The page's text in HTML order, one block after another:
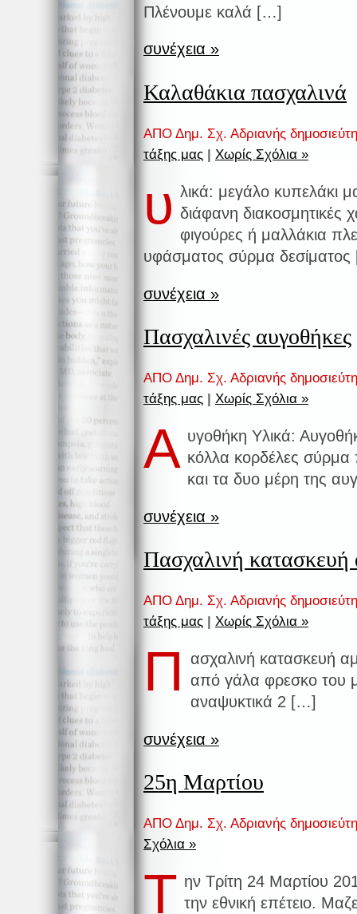
Πλένουμε καλά […]
συνέχεια »
Καλαθάκια πασχαλινά
ΑΠΟ Δημ. Σχ. Αδριανής
τάξης μας | Χωρίς Σχόλια »
υ λικά: μεγάλο κυπελάκι
διάφανη διακοσμητικές
φιγούρες ή μαλλάκια
υφάσματος σύρμα
συνέχεια »
Πασχαλινές αυγοθήκες
ΑΠΟ Δημ. Σχ. Αδριανής
τάξης μας | Χωρίς Σχόλια »
Α υγοθήκη Υλικά:
κόλλα κορδέλες
και τα δυο μέρη της
συνέχεια »
Πασχαλινή κατασκευή
ΑΠΟ Δημ. Σχ. Αδριανής
τάξης μας | Χωρίς Σχόλια »
Π
ασχαλινή κατασκευή
από γάλα φρεσκο του
αναψυκτικά 2 […]
συνέχεια »
25η Μαρτίου
ΑΠΟ Δημ. Σχ. Αδριανής
Σχόλια »
Τ ην Τρίτη 24 Μαρτίου
την εθνική επέτειο.